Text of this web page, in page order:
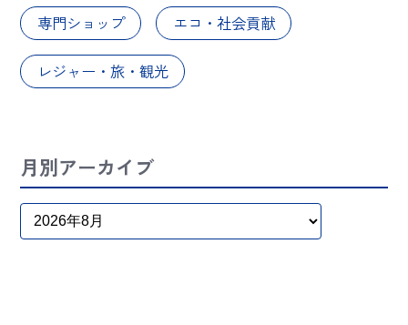
専門ショップ エコ・社会貢献
レジャー・旅・観光
月別アーカイブ